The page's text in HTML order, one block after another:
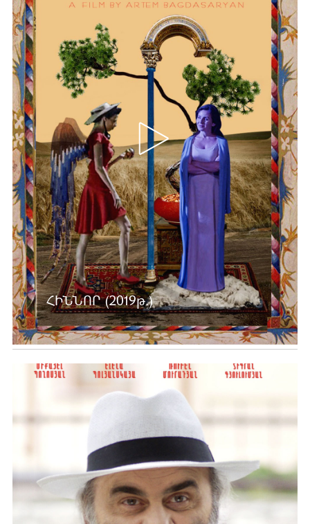
ՀԻՆՆՈՐ (2019թ.)
Ավելին …